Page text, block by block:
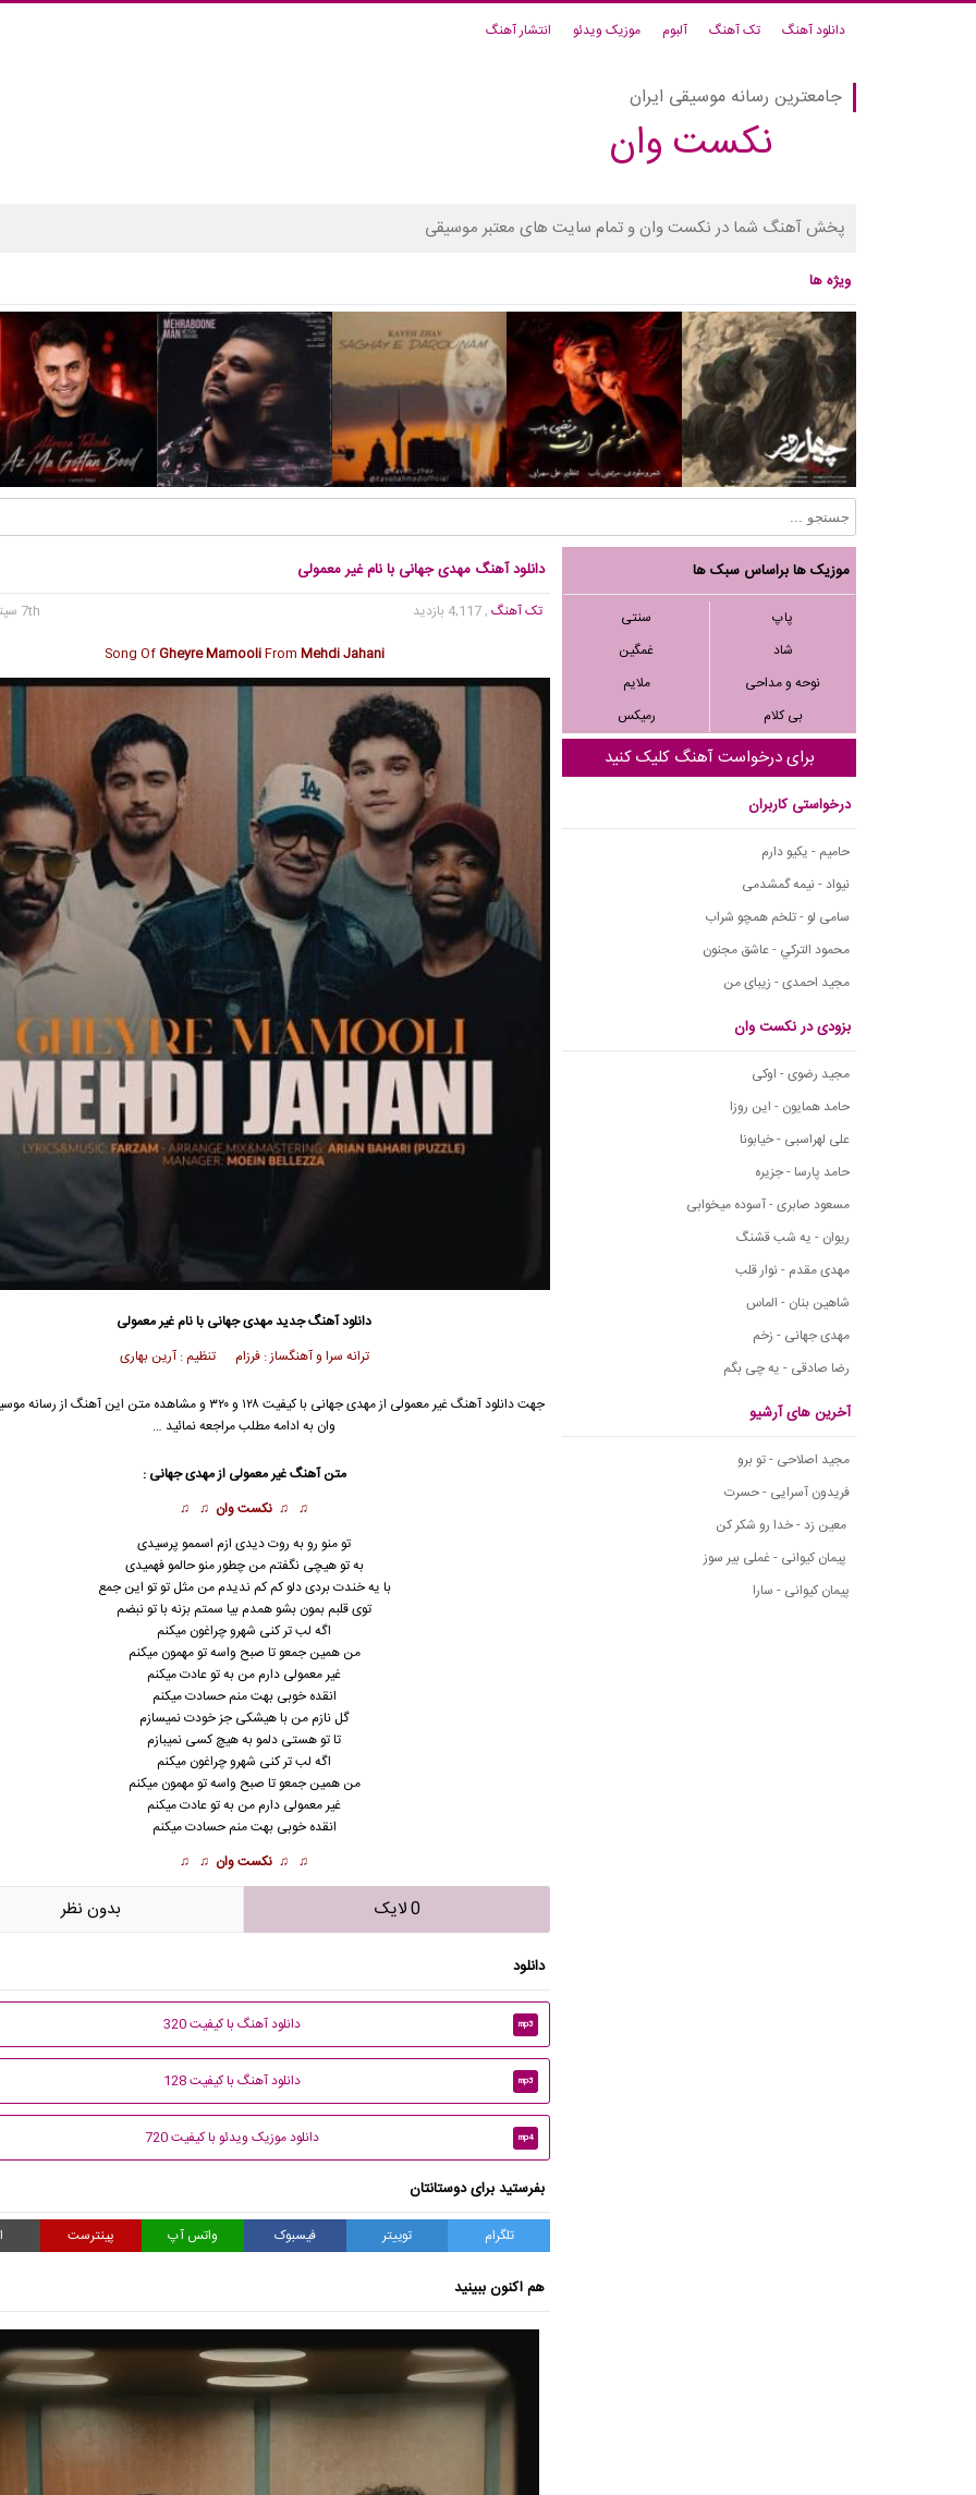
دانلود آهنگ تک آهنگ آلبوم موزیک ویدئو انتشار آهنگ
جامعترین رسانه موسیقی ایران
نکست وان
پخش آهنگ شما در نکست وان و تمام سایت های معتبر موسیقی
ویژه ها
موزیک ها براساس سبک ها
پاپ
سنتی
شاد
غمگین
نوحه و مداحی
ملایم
بی کلام
رمیکس
برای درخواست آهنگ کلیک کنید
درخواستی کاربران
حامیم - یکیو دارم
نیواد - نیمه گمشدمی
سامی لو - تلخم همچو شراب
محمود التركي - عاشق مجنون
مجید احمدی - زیبای من
بزودی در نکست وان
مجید رضوی - اوکی
حامد همایون - این روزا
علی لهراسبی - خیابونا
حامد پارسا - جزیره
مسعود صابری - آسوده میخوابی
ریوان - یه شب قشنگ
مهدی مقدم - نوار قلب
شاهین بنان - الماس
مهدی جهانی - زخم
رضا صادقی - یه چی بگم
آخرین های آرشیو
مجید اصلاحی - تو برو
فریدون آسرایی - حسرت
معین زد - خدا رو شکر کن
پیمان کیوانی - غملی بیر سوز
پیمان کیوانی - سارا
دانلود آهنگ مهدی جهانی با نام غیر معمولی
تک آهنگ, 4,117 بازدید
7th سپتامبر 2024
Song OfGheyre MamooliFrom Mehdi Jahani
دانلود آهنگ جدیدمهدی جهانی با نام غیر معمولی
ترانه سرا و آهنگساز : فرزام تنظیم : آرین بهاری
جهت دانلود آهنگ غیر معمولی ازمهدی جهانی
با کیفیت ۱۲۸ و ۳۲۰ و مشاهده متن این آهنگ از
وان به ادامه مطلب مراجعه نمائید …
متن آهنگ غیر معمولی ازمهدی جهانی :
♫ ♫ نکست وان ♫ ♫
تو منو رو به روت دیدی ازم اسممو پرسیدی
به تو هیچی نگفتم من چطور منو حالمو فهمیدی
با یه خندت بردی دلو کم کم ندیدم من مثل تو تو این جمع
توی قلبم بمون بشو همدم بیا سمتم بزنه با تو نبضم
اگه لب تر کنی شهرو چراغون میکنم
من همین جمعو تا صبح واسه تو مهمون میکنم
غیر معمولی دارم من به تو عادت میکنم
انقده خوبی بهت منم حسادت میکنم
گل نازم من با هیشکی جز خودت نمیسازم
تا تو هستی دلمو به هیچ کسی نمیبازم
اگه لب تر کنی شهرو چراغون میکنم
من همین جمعو تا صبح واسه تو مهمون میکنم
غیر معمولی دارم من به تو عادت میکنم
انقده خوبی بهت منم حسادت میکنم
♫ ♫ نکست وان ♫ ♫
0 لایک بدون نظر
دانلود
mp3 دانلود آهنگ با کیفیت 320
mp3 دانلود آهنگ با کیفیت 128
mp4 دانلود موزیک ویدئو با کیفیت 720
بفرستید برای دوستانتان
تلگرام توییتر فیسبوک واتس آپ پینترست
هم اکنون ببینید